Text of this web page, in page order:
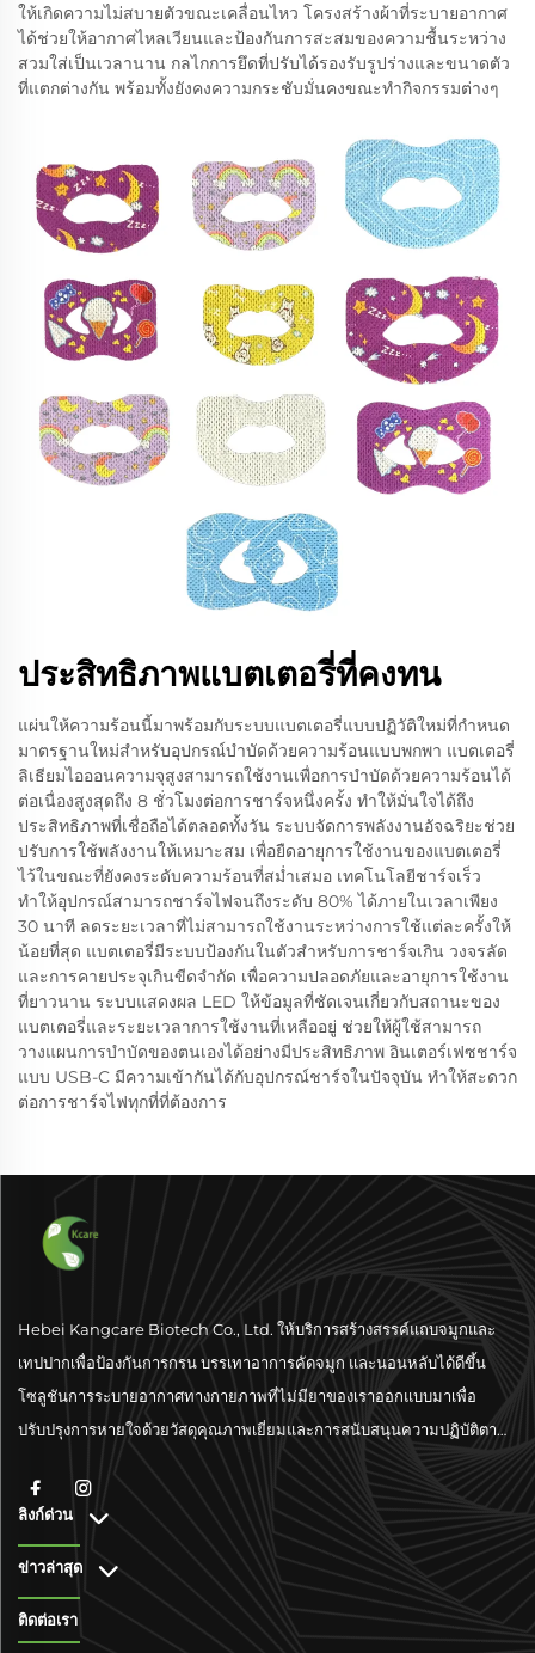
ให้เกิดความไม่สบายตัวขณะเคลื่อนไหว โครงสร้างผ้าที่ระบายอากาศ
ได้ช่วยให้อากาศไหลเวียนและป้องกันการสะสมของความชื้นระหว่าง
สวมใส่เป็นเวลานาน กลไกการยึดที่ปรับได้รองรับรูปร่างและขนาดตัว
ที่แตกต่างกัน พร้อมทั้งยังคงความกระชับมั่นคงขณะทำกิจกรรมต่างๆ
ประสิทธิภาพแบตเตอรี่ที่คงทน
แผ่นให้ความร้อนนี้มาพร้อมกับระบบแบตเตอรี่แบบปฏิวัติใหม่ที่กำหนด
มาตรฐานใหม่สำหรับอุปกรณ์บำบัดด้วยความร้อนแบบพกพา แบตเตอรี่
ลิเธียมไอออนความจุสูงสามารถใช้งานเพื่อการบำบัดด้วยความร้อนได้
ต่อเนื่องสูงสุดถึง 8 ชั่วโมงต่อการชาร์จหนึ่งครั้ง ทำให้มั่นใจได้ถึง
ประสิทธิภาพที่เชื่อถือได้ตลอดทั้งวัน ระบบจัดการพลังงานอัจฉริยะช่วย
ปรับการใช้พลังงานให้เหมาะสม เพื่อยืดอายุการใช้งานของแบตเตอรี่
ไว้ในขณะที่ยังคงระดับความร้อนที่สม่ำเสมอ เทคโนโลยีชาร์จเร็ว
ทำให้อุปกรณ์สามารถชาร์จไฟจนถึงระดับ 80% ได้ภายในเวลาเพียง
30 นาที ลดระยะเวลาที่ไม่สามารถใช้งานระหว่างการใช้แต่ละครั้งให้
น้อยที่สุด แบตเตอรี่มีระบบป้องกันในตัวสำหรับการชาร์จเกิน วงจรลัด
และการคายประจุเกินขีดจำกัด เพื่อความปลอดภัยและอายุการใช้งาน
ที่ยาวนาน ระบบแสดงผล LED ให้ข้อมูลที่ชัดเจนเกี่ยวกับสถานะของ
แบตเตอรี่และระยะเวลาการใช้งานที่เหลืออยู่ ช่วยให้ผู้ใช้สามารถ
วางแผนการบำบัดของตนเองได้อย่างมีประสิทธิภาพ อินเตอร์เฟซชาร์จ
แบบ USB-C มีความเข้ากันได้กับอุปกรณ์ชาร์จในปัจจุบัน ทำให้สะดวก
ต่อการชาร์จไฟทุกที่ที่ต้องการ
Hebei Kangcare Biotech Co., Ltd. ให้บริการสร้างสรรค์แถบจมูกและ
เทปปากเพื่อป้องกันการกรน บรรเทาอาการคัดจมูก และนอนหลับได้ดีขึ้น
โซลูชันการระบายอากาศทางกายภาพที่ไม่มียาของเราออกแบบมาเพื่อ
ปรับปรุงการหายใจด้วยวัสดุคุณภาพเยี่ยมและการสนับสนุนความปฏิบัติตาม
ลิงก์ด่วน
ข่าวล่าสุด
ติดต่อเรา